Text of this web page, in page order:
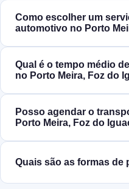
Como escolher um
automotivo no Porto
Qual é o tempo médio
no Porto Meira, Foz do
Posso agendar o
Porto Meira, Foz do
Quais são as formas